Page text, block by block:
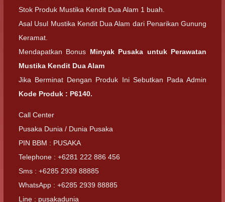
Stok Produk Mustika Kendit Dua Alam 1 buah.
Asal Usul Mustika Kendit Dua Alam dari Penarikan Gunung
Keramat.
Mendapatkan Bonus Minyak Pusaka untuk Perawatan
Mustika Kendit Dua Alam
Jika Berminat Dengan Produk Ini Sebutkan Pada Admin
Kode Produk : P6140.
Call Center
Pusaka Dunia / Dunia Pusaka
PIN BBM : PUSAKA
Telephone : +6281 222 886 456
Sms : +6285 2939 88885
WhatsApp : +6285 2939 88885
Line : pusakadunia